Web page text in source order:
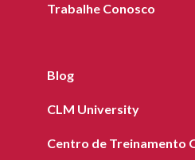
Trabalhe Conosco
Blog
CLM University
Centro de Treinamento